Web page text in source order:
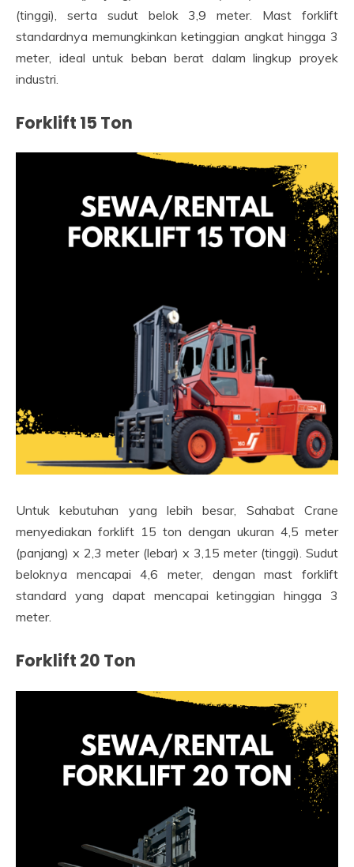
(tinggi), serta sudut belok 3,9 meter. Mast forklift
standardnya memungkinkan ketinggian angkat hingga 3
meter, ideal untuk beban berat dalam lingkup proyek
industri.
Forklift 15 Ton
Untuk kebutuhan yang lebih besar, Sahabat Crane
menyediakan forklift 15 ton dengan ukuran 4,5 meter
(panjang) x 2,3 meter (lebar) x 3,15 meter (tinggi). Sudut
beloknya mencapai 4,6 meter, dengan mast forklift
standard yang dapat mencapai ketinggian hingga 3
meter.
Forklift 20 Ton